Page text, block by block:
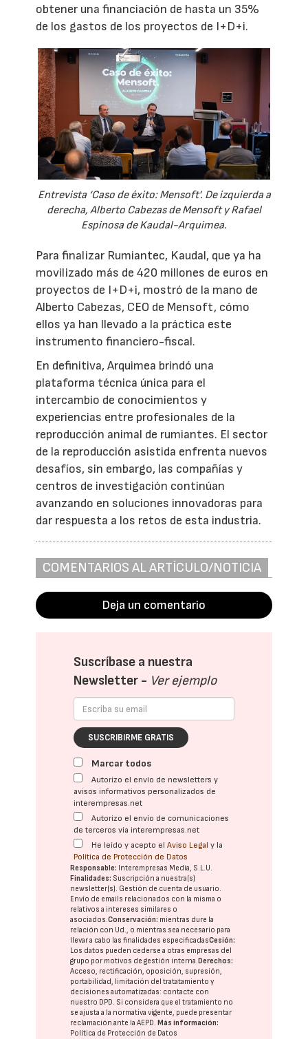
obtener una financiación de hasta un 35%
de los gastos de los proyectos de I+D+i.
Entrevista ‘Caso de éxito: Mensoft’. De izquierda a
derecha, Alberto Cabezas de Mensoft y Rafael
Espinosa de Kaudal-Arquimea.
Para finalizar Rumiantec, Kaudal, que ya ha
movilizado más de 420 millones de euros en
proyectos de I+D+i, mostró de la mano de
Alberto Cabezas, CEO de Mensoft, cómo
ellos ya han llevado a la práctica este
instrumento financiero-fiscal.
En definitiva, Arquimea brindó una
plataforma técnica única para el
intercambio de conocimientos y
experiencias entre profesionales de la
reproducción animal de rumiantes. El sector
de la reproducción asistida enfrenta nuevos
desafíos, sin embargo, las compañías y
centros de investigación continúan
avanzando en soluciones innovadoras para
dar respuesta a los retos de esta industria.
COMENTARIOS AL ARTÍCULO/NOTICIA
Deja un comentario
Suscríbase a nuestra
Newsletter - Ver ejemplo
SUSCRIBIRME GRATIS
Marcar todos
Autorizo el envío de newsletters y
avisos informativos personalizados de
interempresas.net
Autorizo el envío de comunicaciones
de terceros vía interempresas.net
He leído y acepto elAviso Legal y la
Política de Protección de Datos
Responsable: Interempresas Media, S.L.U.
Finalidades: Suscripción a nuestra(s)
newsletter(s). Gestión de cuenta de usuario.
Envío de emails relacionados con la misma o
relativos a intereses similares o
asociados.Conservación: mientras dure la
relación con Ud., o mientras sea necesario para
llevar a cabo las finalidades especificadasCesión:
Los datos pueden cederse a otras empresas del
grupo por motivos de gestión interna. Derechos:
Acceso, rectificación, oposición, supresión,
portabilidad, limitación del tratatamiento y
decisiones automatizadas: contacte con
nuestro DPD. Si considera que el tratamiento no
se ajusta a la normativa vigente, puede presentar
reclamación ante laAEPD. Más información:
Política de Protección de Datos